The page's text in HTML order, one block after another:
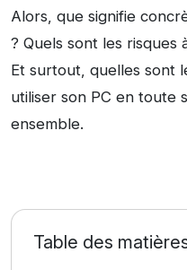
Alors, que signifie
? Quels sont les risques
Et surtout, quelles sont
utiliser son PC en toute
ensemble.
Table des